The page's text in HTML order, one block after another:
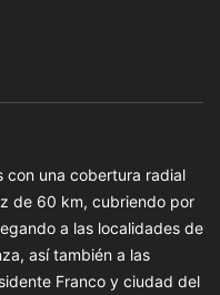
con una cobertura radial
de 60 km, cubriendo por
a las localidades de
así también a las
Franco y ciudad del